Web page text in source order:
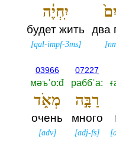
два
[
יִֽחְיֶ֔ה
будет жить
[qal-impf-3ms]
[
07227
раббˈа:‎
רַבָּ֣ה
много
[adj-fs]
03966
мәъˈо:đ
מְאֹ֑ד
очень
[adv]